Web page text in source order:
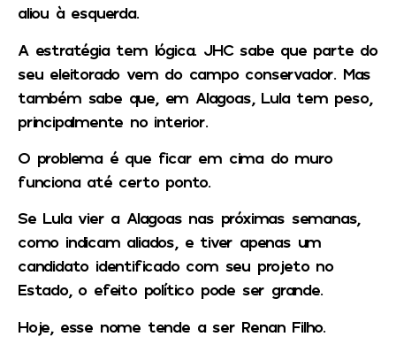
aliou à esquerda.
A estratégia tem lógica. JHC sabe que parte do
seu eleitorado vem do campo conservador. Mas
também sabe que, em Alagoas, Lula tem peso,
principalmente no interior.
O problema é que ficar em cima do muro
funciona até certo ponto.
Se Lula vier a Alagoas nas próximas semanas,
como indicam aliados, e tiver apenas um
candidato identificado com seu projeto no
Estado, o efeito político pode ser grande.
Hoje, esse nome tende a ser Renan Filho.